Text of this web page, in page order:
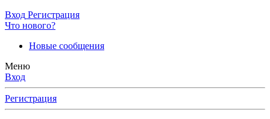
Вход Регистрация
Что нового?
Новые сообщения
Меню
Вход
Регистрация